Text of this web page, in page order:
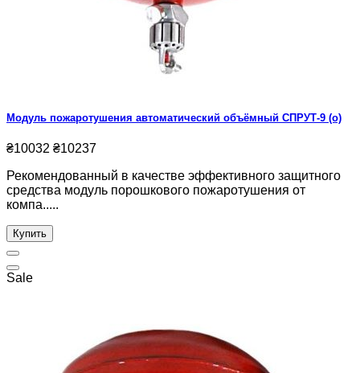
Модуль пожаротушения автоматический объёмный СПРУТ-9 (о)
₴10032 ₴10237
Рекомендованный в качестве эффективного защитного
средства модуль порошкового пожаротушения от
компа.....
Купить
Sale